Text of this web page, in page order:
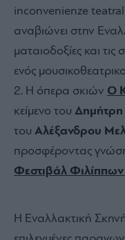
inconvenienze teatrali
αναβιώνει στην
ματαιοδοξίες και τις
ενός
Η όπερα σκιών Ο
κείμενο του
του Αλέξανδρου
προσφέροντας
Φεστιβάλ
Η Εναλλακτική Σκηνή